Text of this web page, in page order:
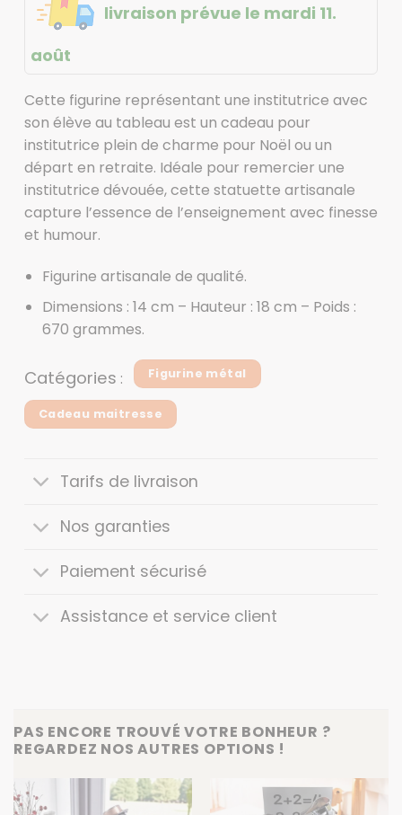
livraison prévue le mardi 11.
août
Cette figurine représentant une institutrice avec
son élève au tableau est un cadeau pour
institutrice plein de charme pour Noël ou un
départ en retraite. Idéale pour remercier une
institutrice dévouée, cette statuette artisanale
capture l’essence de l’enseignement avec finesse
et humour.
Figurine artisanale de qualité.
Dimensions : 14 cm – Hauteur : 18 cm – Poids :
670 grammes.
Catégories : Figurine métal
Cadeau maitresse
Tarifs de livraison
Nos garanties
Paiement sécurisé
Assistance et service client
PAS ENCORE TROUVÉ VOTRE BONHEUR ?
REGARDEZ NOS AUTRES OPTIONS !